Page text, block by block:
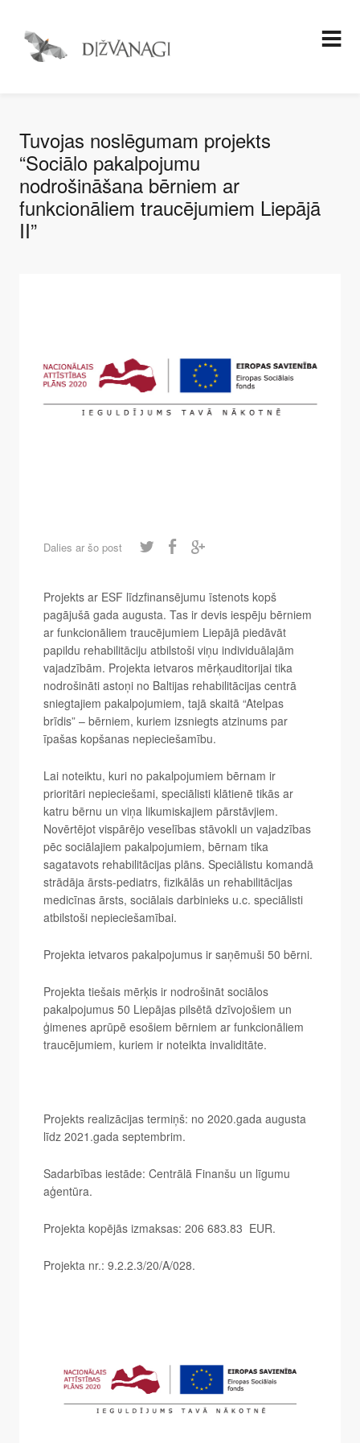
Tuvojas noslēgumam projekts
“Sociālo pakalpojumu
nodrošināšana bērniem ar
funkcionāliem traucējumiem Liepājā
II”
Dalies ar šo post
Projekts ar ESF līdzfinansējumu īstenots kopš
pagājušā gada augusta. Tas ir devis iespēju bērniem
ar funkcionāliem traucējumiem Liepājā piedāvāt
papildu rehabilitāciju atbilstoši viņu individuālajām
vajadzībām. Projekta ietvaros mērķauditorijai tika
nodrošināti astoņi no Baltijas rehabilitācijas centrā
sniegtajiem pakalpojumiem, tajā skaitā “Atelpas
brīdis” – bērniem, kuriem izsniegts atzinums par
īpašas kopšanas nepieciešamību.
Lai noteiktu, kuri no pakalpojumiem bērnam ir
prioritāri nepieciešami, speciālisti klātienē tikās ar
katru bērnu un viņa likumiskajiem pārstāvjiem.
Novērtējot vispārējo veselības stāvokli un vajadzības
pēc sociālajiem pakalpojumiem, bērnam tika
sagatavots rehabilitācijas plāns. Speciālistu komandā
strādāja ārsts-pediatrs, fizikālās un rehabilitācijas
medicīnas ārsts, sociālais darbinieks u.c. speciālisti
atbilstoši nepieciešamībai.
Projekta ietvaros pakalpojumus ir saņēmuši 50 bērni.
Projekta tiešais mērķis ir nodrošināt sociālos
pakalpojumus 50 Liepājas pilsētā dzīvojošiem un
ģimenes aprūpē esošiem bērniem ar funkcionāliem
traucējumiem, kuriem ir noteikta invaliditāte.
Projekts realizācijas termiņš: no 2020.gada augusta
līdz 2021.gada septembrim.
Sadarbības iestāde: Centrālā Finanšu un līgumu
aģentūra.
Projekta kopējās izmaksas: 206 683.83 EUR.
Projekta nr.: 9.2.2.3/20/A/028.